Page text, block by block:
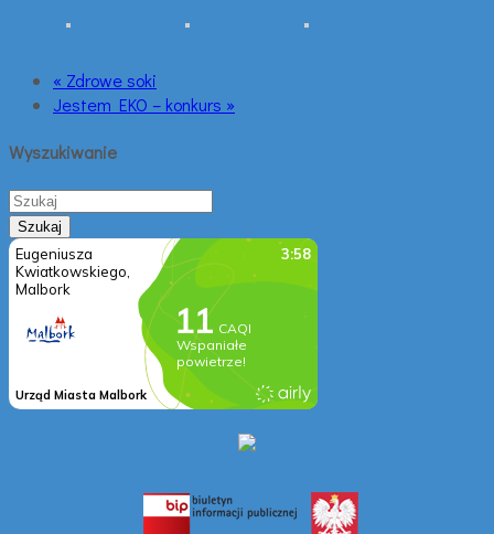
« Zdrowe soki
Jestem EKO – konkurs »
Wyszukiwanie